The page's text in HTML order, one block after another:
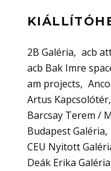
2B Galéria
acb
acb Bak Imre
am projects
Artus Kapcsolótér
Barcsay Terem /
Budapest Galéria
CEU Nyitott
Deák Erika Galéria